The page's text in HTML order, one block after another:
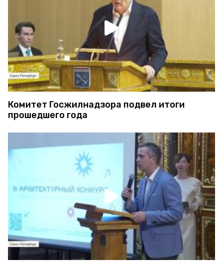
Комитет Госжилнадзора подвел итоги
прошедшего года